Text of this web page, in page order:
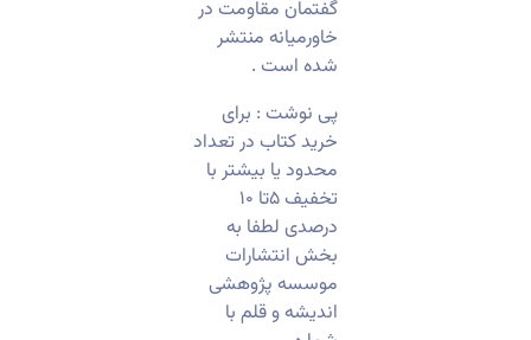
گفتمان مقاومت در
خاورمیانه منتشر
شده است .
پی نوشت : برای
خرید کتاب در تعداد
محدود یا بیشتر با
تخفیف ۵تا ۱۰
درصدی لطفا به
بخش انتشارات
موسسه پژوهشی
اندیشه و قلم با